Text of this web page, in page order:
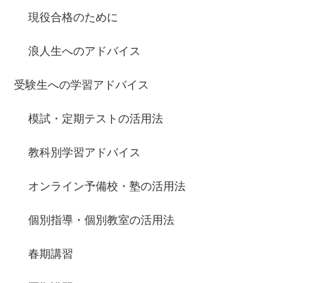
現役合格のために
浪人生へのアドバイス
受験生への学習アドバイス
模試・定期テストの活用法
教科別学習アドバイス
オンライン予備校・塾の活用法
個別指導・個別教室の活用法
春期講習